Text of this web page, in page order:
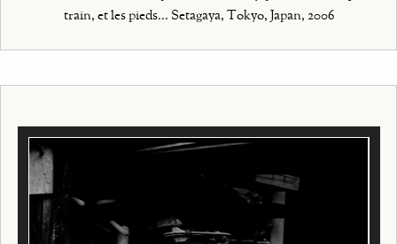
train, et les pieds... Setagaya, Tokyo, Japan, 2006